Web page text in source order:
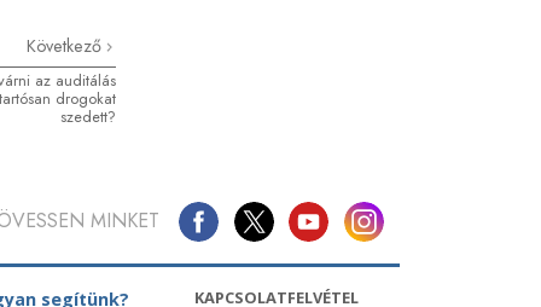
Következő
az auditálás
drogokat
szedett?
MINKET
segítünk?
KAPCSOLATFELVÉTEL